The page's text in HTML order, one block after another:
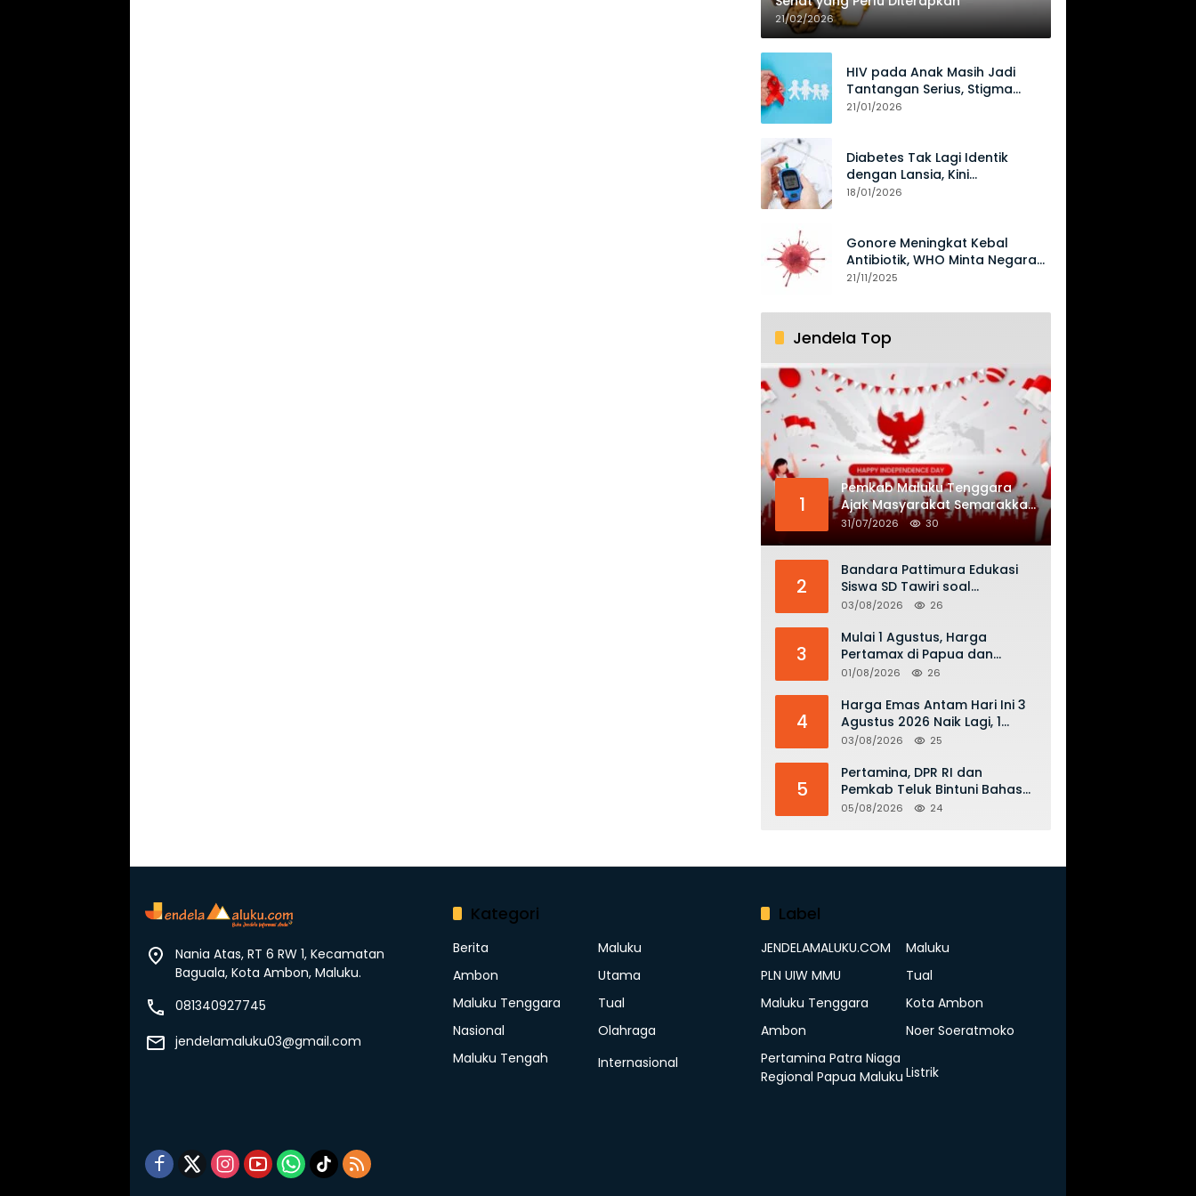
21/02/2026
HIV pada Anak Masih Jadi
Tantangan Serius, Stigma
Hambat Akses Perawatan
21/01/2026
Diabetes Tak Lagi Identik
dengan Lansia, Kini
Mengancam Generasi Muda
18/01/2026
Gonore Meningkat Kebal
Antibiotik, WHO Minta Negara
Perkuat Surveilans
21/11/2025
Jendela Top
1
Pemkab Maluku Tenggara
Ajak Masyarakat Semarakkan
HUT ke-81 RI dengan
31/07/2026 30
2
Bandara Pattimura Edukasi
Siswa SD Tawiri soal
Keselamatan Penerbangan
layang di KKOP
03/08/2026 26
3
Mulai 1 Agustus, Harga
Pertamax di Papua dan
Maluku Turun Jadi Rp16.300
01/08/2026 26
4
Harga Emas Antam Hari Ini 3
Agustus 2026 Naik Lagi, 1
Gram Tembus Rp 2,61 Juta
03/08/2026 25
5
Pertamina, DPR RI dan
Pemkab Teluk Bintuni Bahas
Penguatan Distribusi BBM dan
05/08/2026 24
Nania Atas, RT 6 RW 1, Kecamatan
Baguala, Kota Ambon, Maluku.
081340927745
jendelamaluku03@gmail.com
Kategori
Berita
Maluku
Ambon
Utama
Maluku Tenggara
Tual
Nasional
Olahraga
Maluku Tengah
Internasional
Label
JENDELAMALUKU.COM
Maluku
PLN UIW MMU
Tual
Maluku Tenggara
Kota Ambon
Ambon
Noer Soeratmoko
Pertamina Patra Niaga
Regional Papua Maluku Listrik